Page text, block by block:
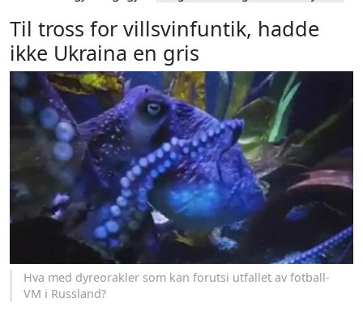
Til tross for villsvinfuntik, hadde
ikke Ukraina en gris
Hva med dyreorakler som kan forutsi utfallet av fotball-
VM i Russland?